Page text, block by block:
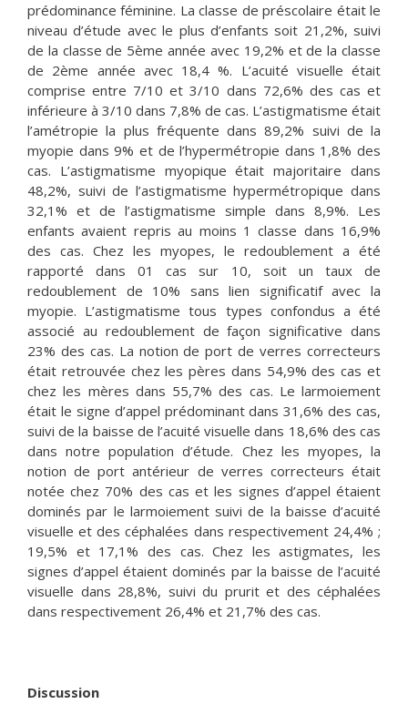
prédominance féminine. La classe de préscolaire était le
niveau d’étude avec le plus d’enfants soit 21,2%, suivi
de la classe de 5ème année avec 19,2% et de la classe
de 2ème année avec 18,4 %. L’acuité visuelle était
comprise entre 7/10 et 3/10 dans 72,6% des cas et
inférieure à 3/10 dans 7,8% de cas. L’astigmatisme était
l’amétropie la plus fréquente dans 89,2% suivi de la
myopie dans 9% et de l’hypermétropie dans 1,8% des
cas. L’astigmatisme myopique était majoritaire dans
48,2%, suivi de l’astigmatisme hypermétropique dans
32,1% et de l’astigmatisme simple dans 8,9%. Les
enfants avaient repris au moins 1 classe dans 16,9%
des cas. Chez les myopes, le redoublement a été
rapporté dans 01 cas sur 10, soit un taux de
redoublement de 10% sans lien significatif avec la
myopie. L’astigmatisme tous types confondus a été
associé au redoublement de façon significative dans
23% des cas. La notion de port de verres correcteurs
était retrouvée chez les pères dans 54,9% des cas et
chez les mères dans 55,7% des cas. Le larmoiement
était le signe d’appel prédominant dans 31,6% des cas,
suivi de la baisse de l’acuité visuelle dans 18,6% des cas
dans notre population d’étude. Chez les myopes, la
notion de port antérieur de verres correcteurs était
notée chez 70% des cas et les signes d’appel étaient
dominés par le larmoiement suivi de la baisse d’acuité
visuelle et des céphalées dans respectivement 24,4% ;
19,5% et 17,1% des cas. Chez les astigmates, les
signes d’appel étaient dominés par la baisse de l’acuité
visuelle dans 28,8%, suivi du prurit et des céphalées
dans respectivement 26,4% et 21,7% des cas.
Discussion